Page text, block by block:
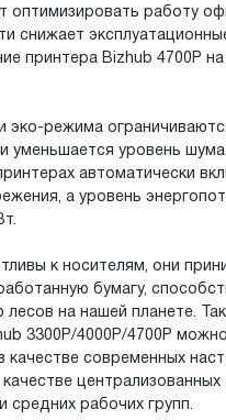
оптимизировать работу
снижает
принтера Bizhub 4700P
эко-режима
уменьшается уровень
автоматически
а уровень
к носителям, они
бумагу,
на нашей планете.
3300P/4000P/4700P можно
качестве современных
централизованных
средних рабочих групп.